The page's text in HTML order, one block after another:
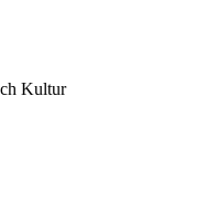
Kultur